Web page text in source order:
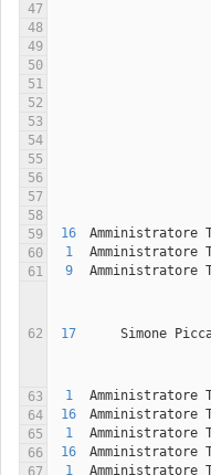
47
48
49
50
51
52
53
54
55
56
57
58
59
16 Amministratore
60
1 Amministratore
61
9 Amministratore
62 17 Simone
63
1
Amministratore
64
16 Amministratore
65
1 Amministratore
66
16 Amministratore
1
Amministratore